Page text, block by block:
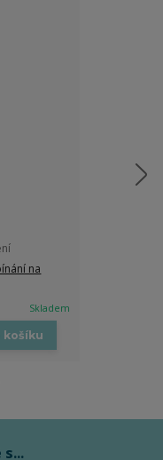
na
Skladem
košíku